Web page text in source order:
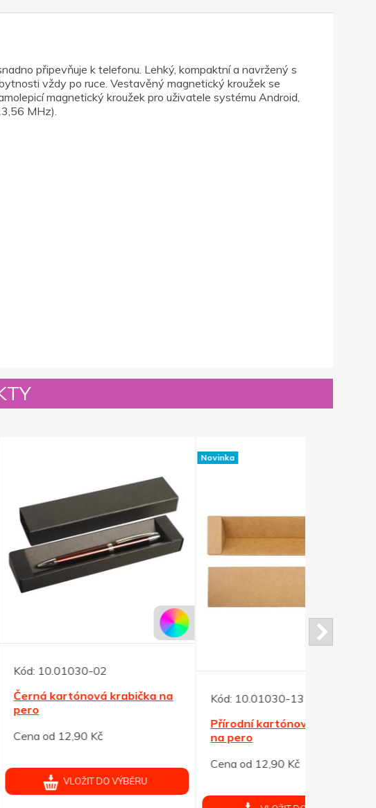
připevňuje k telefonu. Lehký, kompaktní a navržený s
vždy po ruce. Vestavěný magnetický kroužek se
magnetický kroužek pro uživatele systému Android,
MHz).
02
krabička na
DO VÝBĚRU
Kód:10.01030-13
Přírodní kartónová krabička